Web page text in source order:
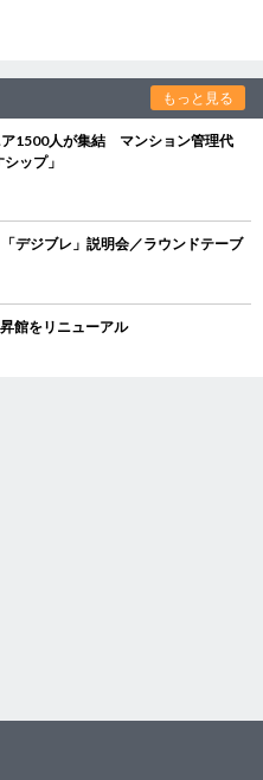
もっと見る
ア1500人が集結 マンション管理代
ップ」
デジブレ」説明会／ラウンドテーブ
館をリニューアル